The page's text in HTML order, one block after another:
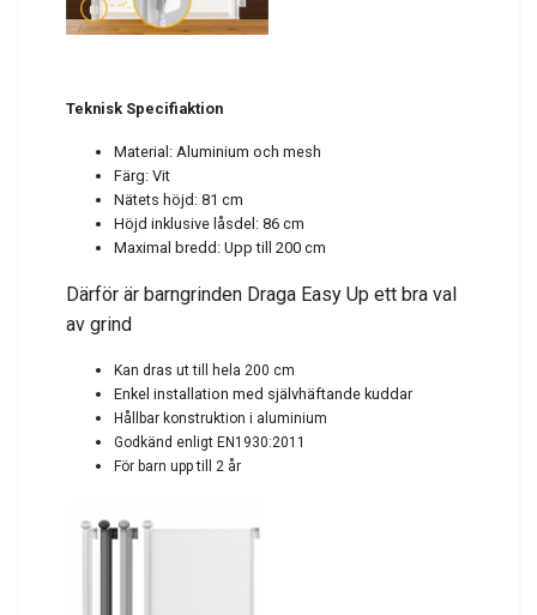
Teknisk Specifiaktion
Material: Aluminium och mesh
Färg: Vit
Nätets höjd: 81 cm
Höjd inklusive låsdel: 86 cm
Maximal bredd: Upp till 200 cm
Därför är barngrinden Draga Easy Up ett bra val
av grind
Kan dras ut till hela 200 cm
Enkel installation med självhäftande kuddar
Hållbar konstruktion i aluminium
Godkänd enligt EN1930:2011
För barn upp till 2 år